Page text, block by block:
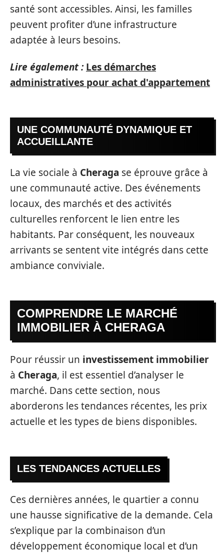
santé sont accessibles. Ainsi, les familles
peuvent profiter d’une infrastructure
adaptée à leurs besoins.
Lire également : Les démarches
administratives pour achat d'appartement
UNE COMMUNAUTÉ DYNAMIQUE ET
ACCUEILLANTE
La vie sociale à Cheraga se éprouve grâce à
une communauté active. Des événements
locaux, des marchés et des activités
culturelles renforcent le lien entre les
habitants. Par conséquent, les nouveaux
arrivants se sentent vite intégrés dans cette
ambiance conviviale.
COMPRENDRE LE MARCHÉ
IMMOBILIER À CHERAGA
Pour réussir un investissement immobilier
à Cheraga, il est essentiel d’analyser le
marché. Dans cette section, nous
aborderons les tendances récentes, les prix
actuelle et les types de biens disponibles.
LES TENDANCES ACTUELLES
Ces dernières années, le quartier a connu
une hausse significative de la demande. Cela
s’explique par la combinaison d’un
développement économique local et d’un